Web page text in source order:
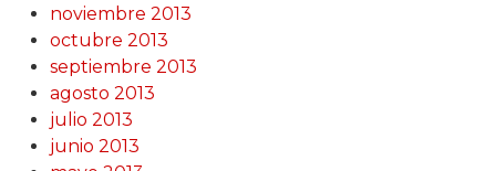
noviembre 2013
octubre 2013
septiembre 2013
agosto 2013
julio 2013
junio 2013